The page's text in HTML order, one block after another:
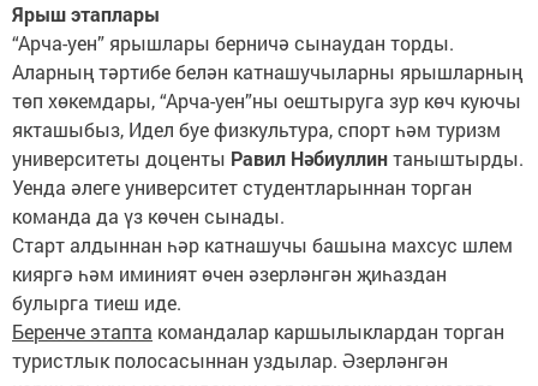
Ярыш этаплары
“Арча-уен” ярышлары берничә сынаудан торды.
Аларның тәртибе белән катнашучыларны ярышларның
төп хөкемдары, “Арча-уен”ны оештыруга зур көч куючы
якташыбыз, Идел буе физкультура, спорт һәм туризм
университеты доценты Равил Нәбиуллинтаныштырды.
Уенда әлеге университет студентларыннан торган
команда да үз көчен сынады.
Старт алдыннан һәр катнашучы башына махсус шлем
кияргә һәм иминият өчен әзерләнгән җиһаздан
булырга тиеш иде.
Беренче этапта командалар каршылыклардан торган
туристлык полосасыннан уздылар. Әзерләнгән